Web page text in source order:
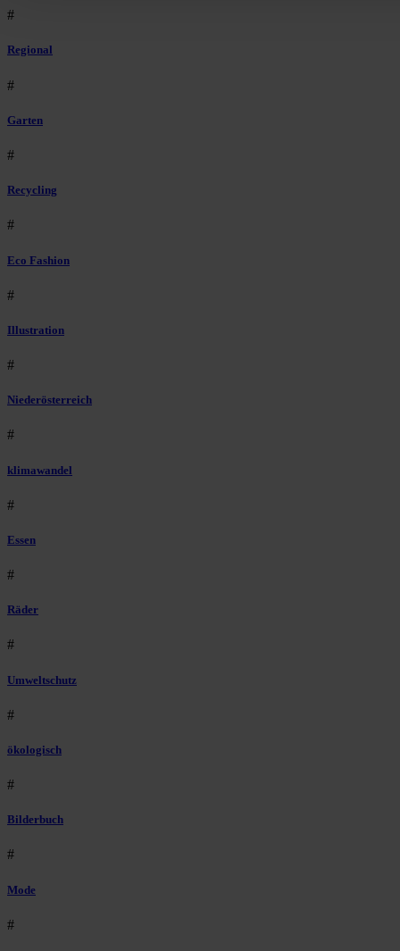
#
Regional
#
Garten
#
Recycling
#
Eco Fashion
#
Illustration
#
Niederösterreich
#
klimawandel
#
Essen
#
Räder
#
Umweltschutz
#
ökologisch
#
Bilderbuch
#
Mode
#